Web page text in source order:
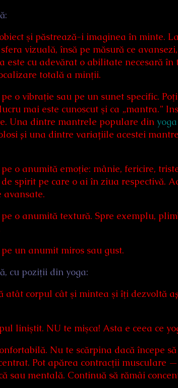
şi păstrează-i imaginea în minte.
vizuală, însă pe măsură ce
este cu adevărat o abilitate necesară
totală a minţii.
o vibraţie sau pe un sunet specific.
mai este cunoscut şi ca „mantra.”
Una dintre mantrele populare din
și una dintre variațiile acestei
o anumită emoţie: mânie, fericire,
spirit pe care o ai în ziua respectivă.
o anumită textură. Spre exemplu,
un anumit miros sau gust.
cu poziţii din yoga:
atât corpul cât şi mintea şi îţi dezvoltă
liniştit. NU te mişca! Asta e ceea ce
Nu te scărpina dacă începe
Pot apărea contracţii musculare
sau mentală. Continuă să rămâi